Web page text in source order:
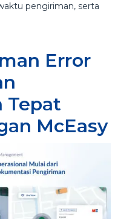
pengiriman, serta
Error
Tepat
McEasy